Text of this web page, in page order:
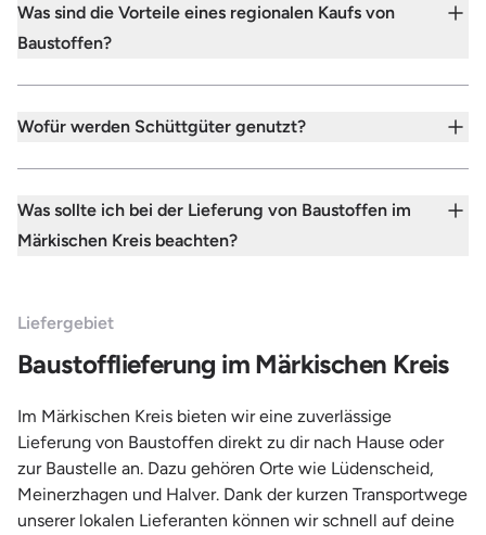
Was sind die Vorteile eines regionalen Kaufs von
Baustoffen?
Wofür werden Schüttgüter genutzt?
Was sollte ich bei der Lieferung von Baustoffen im
Märkischen Kreis beachten?
Liefergebiet
Baustofflieferung im Märkischen Kreis
Im Märkischen Kreis bieten wir eine zuverlässige
Lieferung von Baustoffen direkt zu dir nach Hause oder
zur Baustelle an. Dazu gehören Orte wie Lüdenscheid,
Meinerzhagen und Halver. Dank der kurzen Transportwege
unserer lokalen Lieferanten können wir schnell auf deine